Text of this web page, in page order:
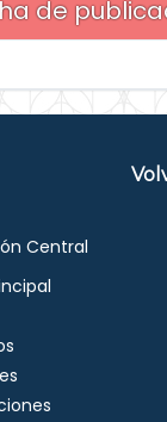
de
Central